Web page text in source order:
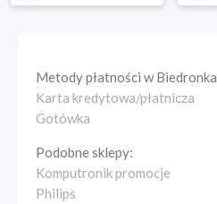
Metody płatności wBiedronka
Karta kredytowa/płatnicza
Gotówka
Podobne sklepy:
Komputronik promocje
Philips